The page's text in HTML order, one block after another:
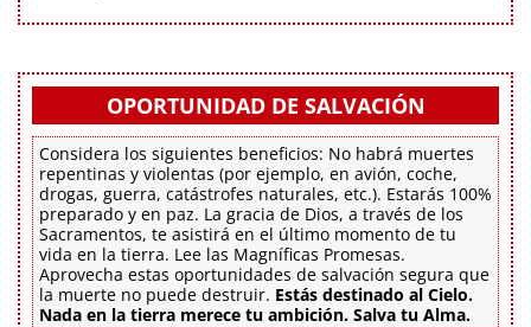
OPORTUNIDAD DE SALVACIÓN
Considera los siguientes beneficios: No habrá muertes
repentinas y violentas (por ejemplo, en avión, coche,
drogas, guerra, catástrofes naturales, etc.). Estarás 100%
preparado y en paz. La gracia de Dios, a través de los
Sacramentos, te asistirá en el último momento de tu
vida en la tierra. Lee las Magníficas Promesas.
Aprovecha estas oportunidades de salvación segura que
la muerte no puede destruir. Estás destinado al Cielo.
Nada en la tierra merece tu ambición. Salva tu Alma.